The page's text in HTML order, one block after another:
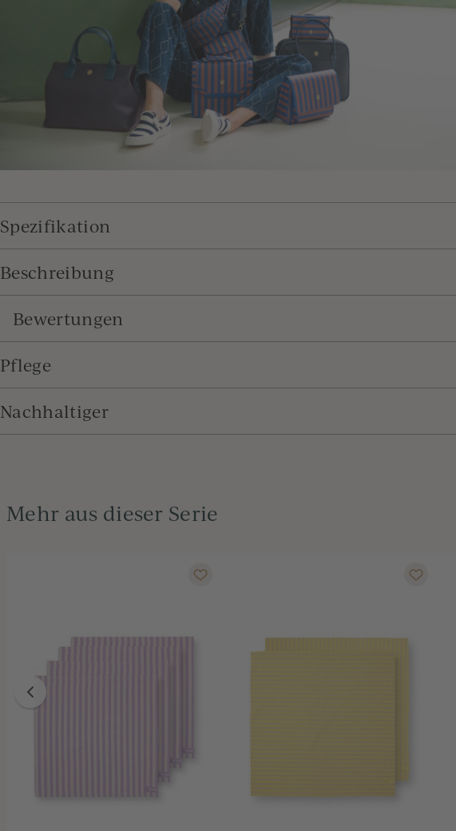
Spezifikation
Beschreibung
Bewertungen
Pflege
Nachhaltiger
Mehr aus dieser Serie